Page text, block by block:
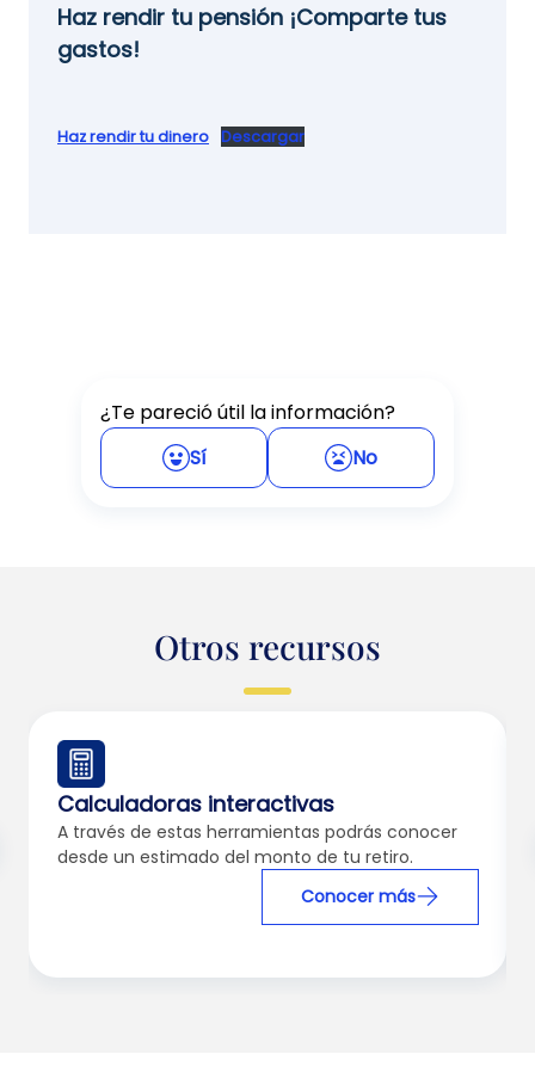
Haz rendir tu pensión ¡Comparte tus
gastos!
Haz rendir tu dinero Descargar
¿Te pareció útil la información?
Sí
No
Otros recursos
Calculadoras interactivas
A través de estas herramientas podrás conocer
desde un estimado del monto de tu retiro.
Conocer más